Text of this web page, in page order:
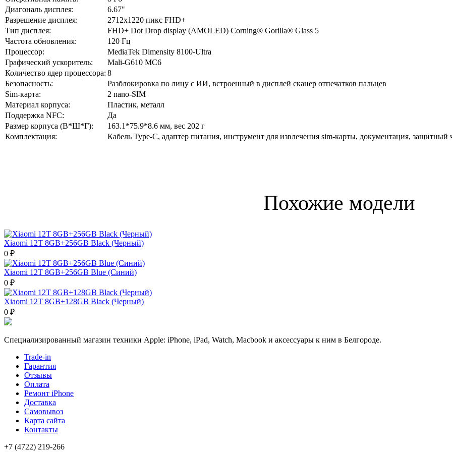
Диагональ дисплея:
6.67"
Разрешение дисплея:
2712x1220 пикс FHD+
Тип дисплея:
FHD+ Dot Drop display (AMOLED) Corning® Gorilla® Glass 5
Частота обновления:
120 Гц
Процессор:
MediaTek Dimensity 8100-Ultra
Графический ускоритель:
Mali-G610 MC6
Количество ядер процессора: 8
Безопасность:
Разблокировка по лицу с ИИ, встроенный в дисплей сканер отпечатков пальцев
Sim-карта:
2 nano-SIM
Материал корпуса:
Пластик, металл
Поддержка NFC:
Да
Размер корпуса (В*Ш*Г):
163.1*75.9*8.6 мм, вес 202 г
Комплектация:
Кабель Type-C, адаптер питания, инструмент для извлечения sim-карты, документация, защитный
Похожие модели
Xiaomi 12T 8GB+256GB Black (Черный)
0 ₽
Xiaomi 12T 8GB+256GB Blue (Синий)
0 ₽
Xiaomi 12T 8GB+128GB Black (Черный)
0 ₽
Специализированный магазин техники Apple: iPhone, iPad, Watch, Macbook и аксессуары к ним в Белгороде.
Trade-in
Гарантия
Отзывы
Оплата
Ремонт iPhone
Доставка
Самовывоз
Карта сайта
Контакты
+7 (4722) 219-266